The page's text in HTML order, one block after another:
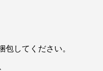
してください。